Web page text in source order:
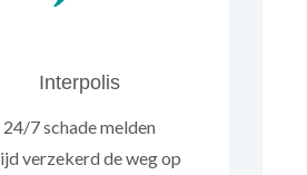
Interpolis
24/7 schade melden
verzekerd de weg op